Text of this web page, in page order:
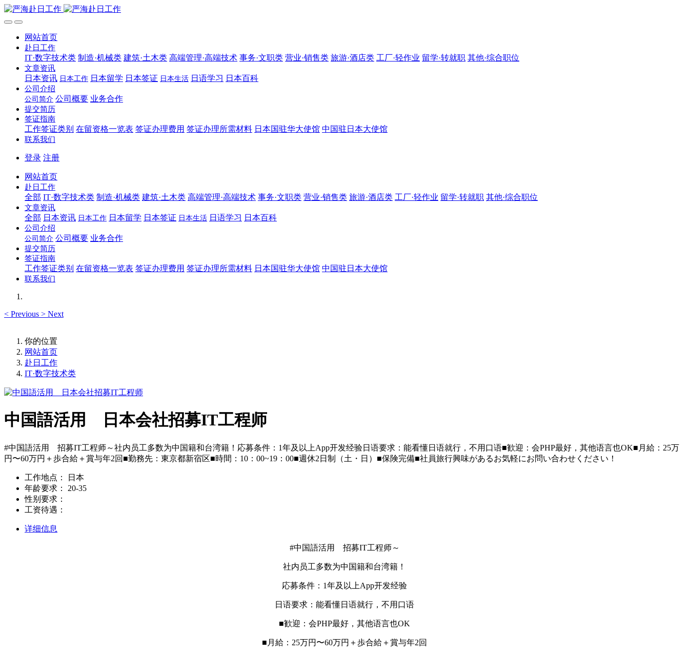
网站首页
赴日工作
IT·数字技术类 制造·机械类 建筑·土木类 高端管理·高端技术 事务·文职类 营业·销售类 旅游·酒店类 工厂·轻作业 留学·转就职 其他·综合职位
文章资讯
日本资讯 日本工作 日本留学 日本签证 日本生活 日语学习 日本百科
公司介绍
公司简介 公司概要 业务合作
提交简历
签证指南
工作签证类别 在留资格一览表 签证办理费用 签证办理所需材料 日本国驻华大使馆 中国驻日本大使馆
联系我们
登录 注册
网站首页
赴日工作
全部 IT·数字技术类 制造·机械类 建筑·土木类 高端管理·高端技术 事务·文职类 营业·销售类 旅游·酒店类 工厂·轻作业 留学·转就职 其他·综合职位
文章资讯
全部 日本资讯 日本工作 日本留学 日本签证 日本生活 日语学习 日本百科
公司介绍
公司简介 公司概要 业务合作
提交简历
签证指南
工作签证类别 在留资格一览表 签证办理费用 签证办理所需材料 日本国驻华大使馆 中国驻日本大使馆
联系我们
< Previous > Next
你的位置
网站首页
赴日工作
IT·数字技术类
中国語活用 日本会社招募IT工程师
#中国語活用 招募IT工程师～社内员工多数为中国籍和台湾籍！応募条件：1年及以上App开发经验日语要求：能看懂日语就行，不用口语■歓迎：会PHP最好，其他语言也OK■月給：25万
円〜60万円＋歩合給＋賞与年2回■勤務先：東京都新宿区■時間：10：00~19：00■週休2日制（土・日）■保険完備■社員旅行興味があるお気軽にお問い合わせください！
工作地点：
日本
年龄要求：
20-35
性别要求：
工资待遇：
详细信息
#中国語活用 招募IT工程师～
社内员工多数为中国籍和台湾籍！
応募条件：1年及以上App开发经验
日语要求：能看懂日语就行，不用口语
■歓迎：会PHP最好，其他语言也OK
■月給：25万円〜60万円＋歩合給＋賞与年2回